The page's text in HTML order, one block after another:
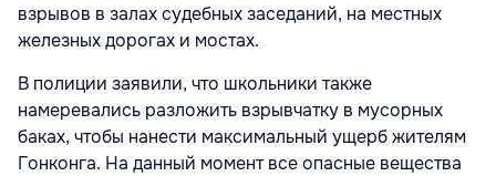
взрывов в залах судебных заседаний, на местных
железных дорогах и мостах.
В полиции заявили, что школьники также
намеревались разложить взрывчатку в мусорных
баках, чтобы нанести максимальный ущерб жителям
Гонконга. На данный момент все опасные вещества